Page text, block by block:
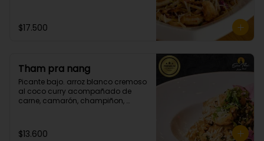
$17.500
Tham pra nang
Picante bajo. arroz blanco cremoso
al coco curry acompañado de
carne, camarón, champiñon,
$13.600